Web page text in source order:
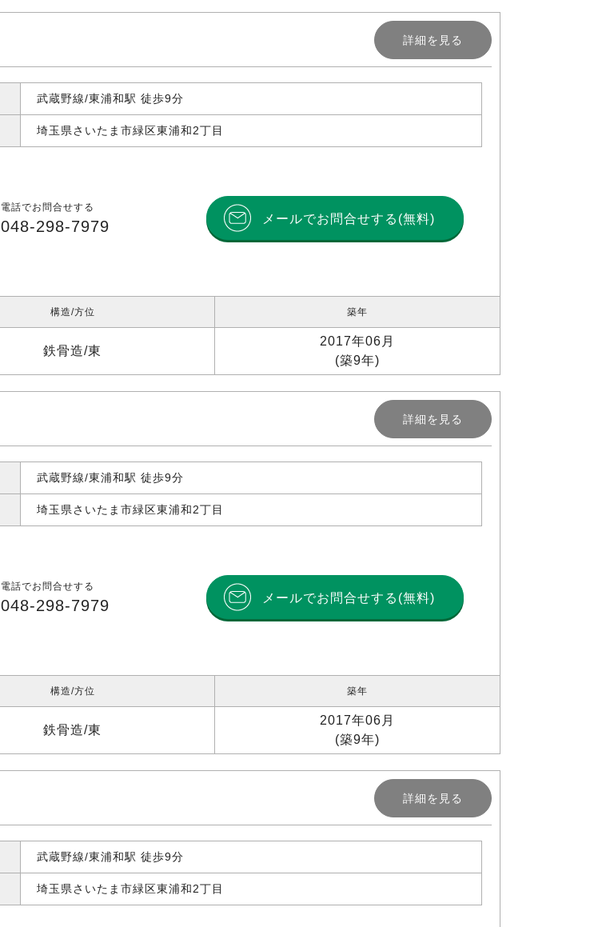
詳細を見る
武蔵野線/東浦和駅 徒歩9分
埼玉県さいたま市緑区東浦和2丁目
電話でお問合せする
048-298-7979 メールでお問合せする(無料)
構造 方位
鉄骨造 東
築年
2017年06月
(築9年)
詳細を見る
武蔵野線/東浦和駅 徒歩9分
埼玉県さいたま市緑区東浦和2丁目
電話でお問合せする
048-298-7979 メールでお問合せする(無料)
構造 方位
鉄骨造 東
築年
2017年06月
(築9年)
詳細を見る
武蔵野線/東浦和駅 徒歩9分
埼玉県さいたま市緑区東浦和2丁目